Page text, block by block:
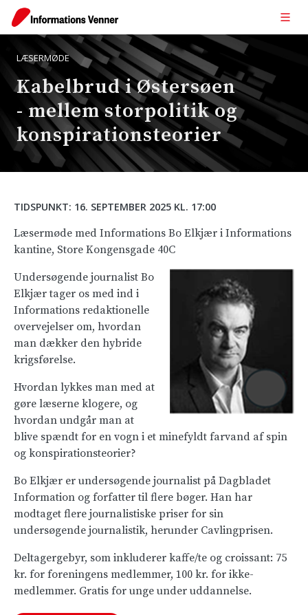
LÆSERMØDE
Kabelbrud i Østersøen
- mellem storpolitik og
konspirationsteorier
TIDSPUNKT: 16. SEPTEMBER 2025 KL. 17:00
Læsermøde med Informations Bo Elkjær i Informations
kantine, Store Kongensgade 40C
Undersøgende journalist Bo
Elkjær tager os med ind i
Informations redaktionelle
overvejelser om, hvordan
man dækker den hybride
krigsførelse.
Hvordan lykkes man med at
gøre læserne klogere, og
hvordan undgår man at
blive spændt for en vogn i et minefyldt farvand af spin
og konspirationsteorier?
Bo Elkjær er undersøgende journalist på Dagbladet
Information og forfatter til flere bøger. Han har
modtaget flere journalistiske priser for sin
undersøgende journalistik, herunder Cavlingprisen.
Deltagergebyr, som inkluderer kaffe/te og croissant: 75
kr. for foreningens medlemmer, 100 kr. for ikke-
medlemmer. Gratis for unge under uddannelse.